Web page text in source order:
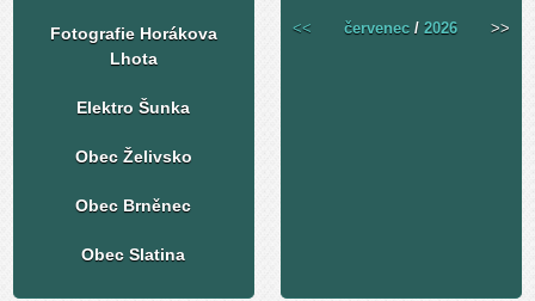
Fotografie Horákova
Lhota
Elektro Šunka
Obec Želivsko
Obec Brněnec
Obec Slatina
<< červenec /2026 >>